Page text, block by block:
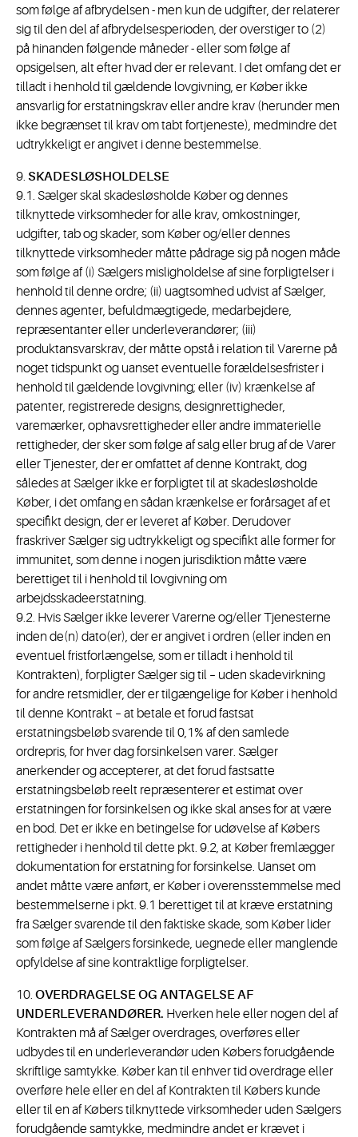
som følge af afbrydelsen - men kun de udgifter, der relaterer
sig til den del af afbrydelsesperioden, der overstiger to (2)
på hinanden følgende måneder - eller som følge af
opsigelsen, alt efter hvad der er relevant. I det omfang det er
tilladt i henhold til gældende lovgivning, er Køber ikke
ansvarlig for erstatningskrav eller andre krav (herunder men
ikke begrænset til krav om tabt fortjeneste), medmindre det
udtrykkeligt er angivet i denne bestemmelse.
9. SKADESLØSHOLDELSE
9.1. Sælger skal skadesløsholde Køber og dennes
tilknyttede virksomheder for alle krav, omkostninger,
udgifter, tab og skader, som Køber og/eller dennes
tilknyttede virksomheder måtte pådrage sig på nogen måde
som følge af (i) Sælgers misligholdelse af sine forpligtelser i
henhold til denne ordre; (ii) uagtsomhed udvist af Sælger,
dennes agenter, befuldmægtigede, medarbejdere,
repræsentanter eller underleverandører; (iii)
produktansvarskrav, der måtte opstå i relation til Varerne på
noget tidspunkt og uanset eventuelle forældelsesfrister i
henhold til gældende lovgivning; eller (iv) krænkelse af
patenter, registrerede designs, designrettigheder,
varemærker, ophavsrettigheder eller andre immaterielle
rettigheder, der sker som følge af salg eller brug af de Varer
eller Tjenester, der er omfattet af denne Kontrakt, dog
således at Sælger ikke er forpligtet til at skadesløsholde
Køber, i det omfang en sådan krænkelse er forårsaget af et
specifikt design, der er leveret af Køber. Derudover
fraskriver Sælger sig udtrykkeligt og specifikt alle former for
immunitet, som denne i nogen jurisdiktion måtte være
berettiget til i henhold til lovgivning om
arbejdsskadeerstatning.
9.2. Hvis Sælger ikke leverer Varerne og/eller Tjenesterne
inden de(n) dato(er), der er angivet i ordren (eller inden en
eventuel fristforlængelse, som er tilladt i henhold til
Kontrakten), forpligter Sælger sig til – uden skadevirkning
for andre retsmidler, der er tilgængelige for Køber i henhold
til denne Kontrakt – at betale et forud fastsat
erstatningsbeløb svarende til 0,1% af den samlede
ordrepris, for hver dag forsinkelsen varer. Sælger
anerkender og accepterer, at det forud fastsatte
erstatningsbeløb reelt repræsenterer et estimat over
erstatningen for forsinkelsen og ikke skal anses for at være
en bod. Det er ikke en betingelse for udøvelse af Købers
rettigheder i henhold til dette pkt. 9.2, at Køber fremlægger
dokumentation for erstatning for forsinkelse. Uanset om
andet måtte være anført, er Køber i overensstemmelse med
bestemmelserne i pkt. 9.1 berettiget til at kræve erstatning
fra Sælger svarende til den faktiske skade, som Køber lider
som følge af Sælgers forsinkede, uegnede eller manglende
opfyldelse af sine kontraktlige forpligtelser.
10. OVERDRAGELSE OG ANTAGELSE AF
UNDERLEVERANDØRER. Hverken hele eller nogen del af
Kontrakten må af Sælger overdrages, overføres eller
udbydes til en underleverandør uden Købers forudgående
skriftlige samtykke. Køber kan til enhver tid overdrage eller
overføre hele eller en del af Kontrakten til Købers kunde
eller til en af Købers tilknyttede virksomheder uden Sælgers
forudgående samtykke, medmindre andet er krævet i